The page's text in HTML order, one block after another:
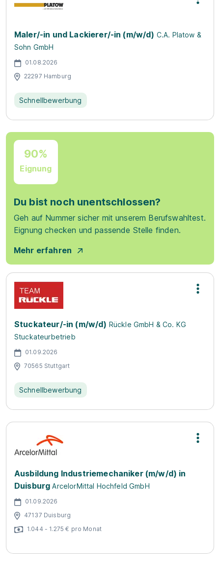
Maler/-in und Lackierer/-in (m/w/d) C.A. Platow &
Sohn GmbH
01.08.2026
22297 Hamburg
Schnellbewerbung
90%
Eignung
Du bist noch unentschlossen?
Geh auf Nummer sicher mit unserem Berufswahltest.
Eignung checken und passende Stelle finden.
Mehr erfahren
Stuckateur/-in (m/w/d) Rückle GmbH & Co. KG
Stuckateurbetrieb
01.09.2026
70565 Stuttgart
Schnellbewerbung
Ausbildung Industriemechaniker (m/w/d) in
Duisburg ArcelorMittal Hochfeld GmbH
01.09.2026
47137 Duisburg
1.044 - 1.275 € pro Monat